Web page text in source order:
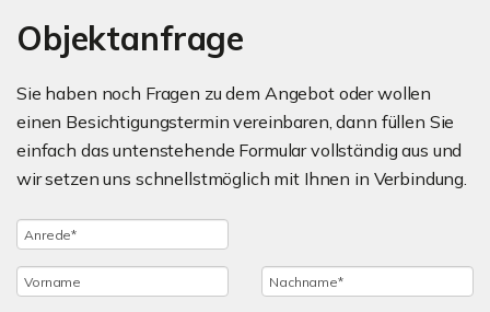
Objektanfrage
Sie haben noch Fragen zu dem Angebot oder wollen
einen Besichtigungstermin vereinbaren, dann füllen Sie
einfach das untenstehende Formular vollständig aus und
wir setzen uns schnellstmöglich mit Ihnen in Verbindung.